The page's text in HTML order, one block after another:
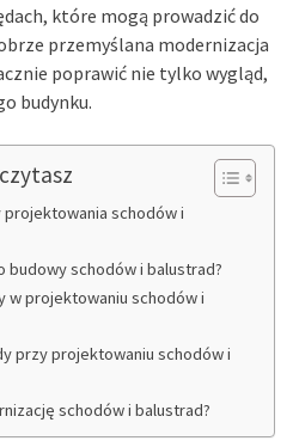
które mogą prowadzić do
przemyślana modernizacja
poprawić nie tylko wygląd,
budynku.
schodów i
budowy schodów i balustrad?
w projektowaniu schodów i
przy projektowaniu schodów i
schodów i balustrad?